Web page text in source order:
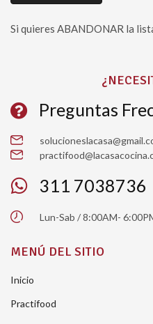
Si quieres ABANDONAR la
Preguntas
311 7038736
Lun-Sab / 8:00AM-
MENÚ DEL SITIO
Inicio
Practifood